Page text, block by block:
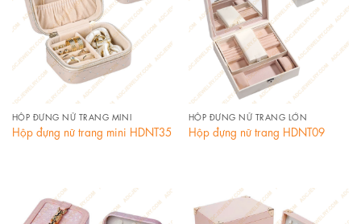
HỘP ĐỰNG NỮ TRANG MINI
Hộp đựng nữ trang mini HDNT35
HỘP ĐỰNG NỮ TRANG LỚN
Hộp đựng nữ trang HDNT09